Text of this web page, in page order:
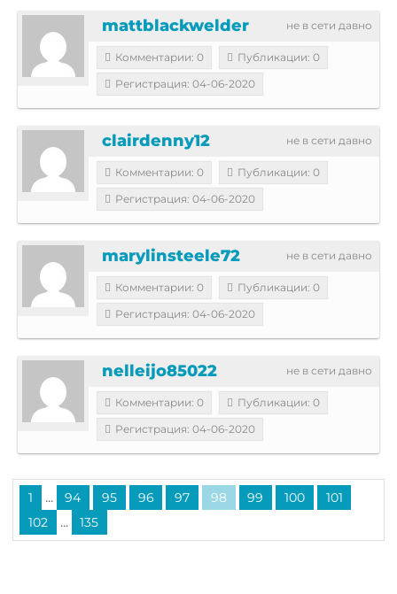
не в сети давно
mattblackwelder
Комментарии: 0
Публикации: 0
Регистрация: 04-06-2020
не в сети давно
clairdenny12
Комментарии: 0
Публикации: 0
Регистрация: 04-06-2020
не в сети давно
marylinsteele72
Комментарии: 0
Публикации: 0
Регистрация: 04-06-2020
не в сети давно
nelleijo85022
Комментарии: 0
Публикации: 0
Регистрация: 04-06-2020
1 ... 94 95 96 97 98 99 100
101
102
... 135